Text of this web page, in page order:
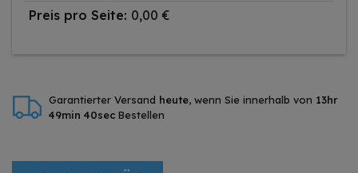
Preis pro Seite: 0,00 €
Garantierter Versand heute, wenn Sie innerhalb von 13hr
49min 40sec Bestellen